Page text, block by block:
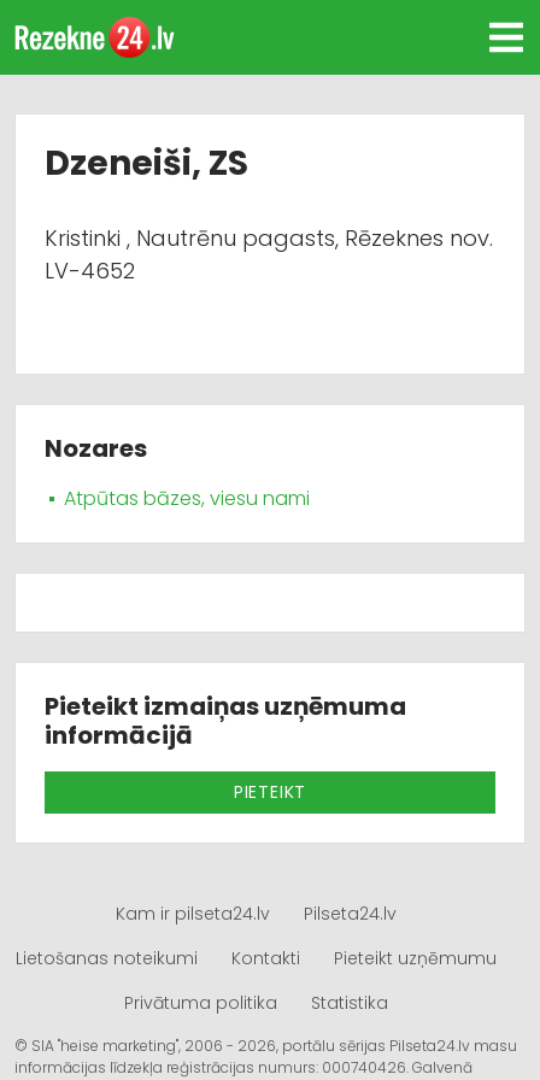
Dzeneiši, ZS
Kristinki , Nautrēnu pagasts, Rēzeknes nov.
LV-4652
Nozares
Atpūtas bāzes, viesu nami
Pieteikt izmaiņas uzņēmuma
informācijā
PIETEIKT
Kam ir pilseta24.lv
Pilseta24.lv
Lietošanas noteikumi
Kontakti
Pieteikt uzņēmumu
Privātuma politika
Statistika
© SIA "heise marketing", 2006 - 2026, portālu sērijas Pilseta24.lv masu
informācijas līdzekļa reģistrācijas numurs: 000740426. Galvenā